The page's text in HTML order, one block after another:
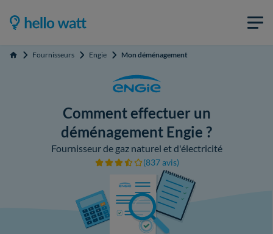
Accueil Fournisseurs Engie Mon déménagement
Comment effectuer un
déménagement Engie ?
Fournisseur de gaz naturel et d'électricité
(837 avis)